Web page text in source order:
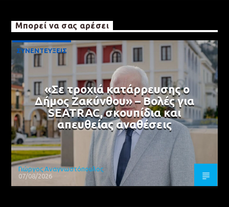
Μπορεί να σας αρέσει
ΣΥΝΕΝΤΕΥΞΕΙΣ
«Σε τροχιά κατάρρευσης ο
Δήμος Ζακύνθου» – Βολές για
SEATRAC, σκουπίδια και
απευθείας αναθέσεις
Γιώργος Αναγνωστόπουλος
07/08/2026